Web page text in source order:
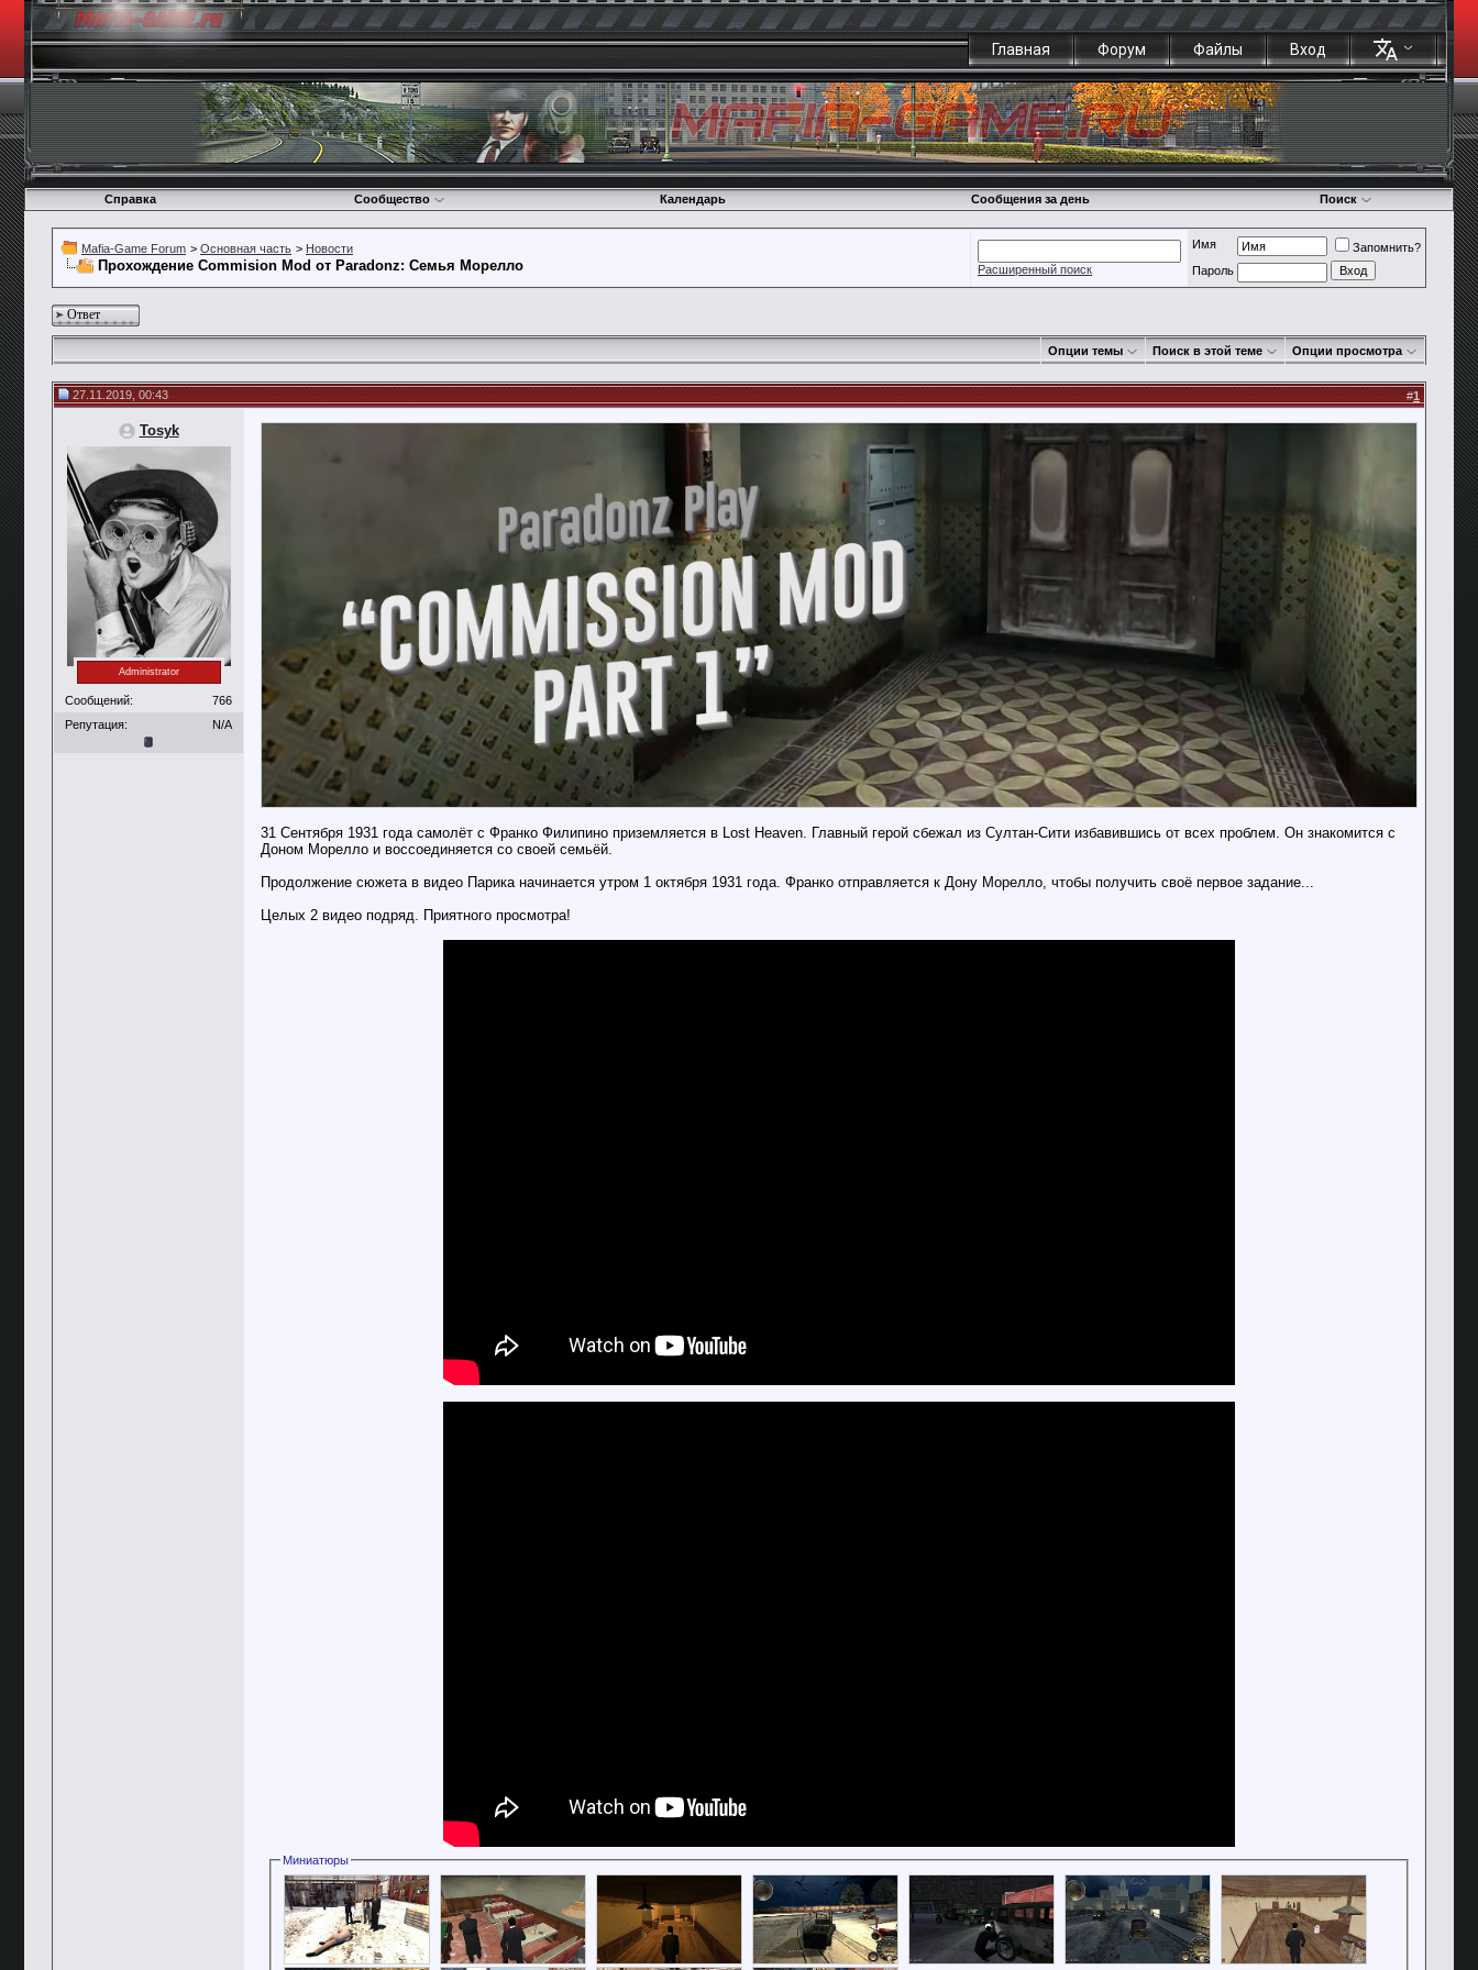
Главная Форум Файлы Вход
Справка Сообщество Календарь Сообщения за день Поиск
Mafia-Game Forum > Основная часть > Новости
Прохождение Commision Mod от Paradonz: Семья Морелло Расширенный поиск
Имя
Запомнить?
Пароль
Ответ
Опции темы Поиск в этой теме Опции просмотра
27.11.2019, 00:43 #1
Tosyk
Administrator
Сообщений:
766
Репутация:
N/A
31 Сентября 1931 года самолёт с Франко Филипино приземляется в Lost Heaven. Главный герой сбежал из Султан-Сити избавившись от всех проблем. Он знакомится с
Доном Морелло и воссоединяется со своей семьёй.
Продолжение сюжета в видео Парика начинается утром 1 октября 1931 года. Франко отправляется к Дону Морелло, чтобы получить своё первое задание...
Целых 2 видео подряд. Приятного просмотра!
Миниатюры